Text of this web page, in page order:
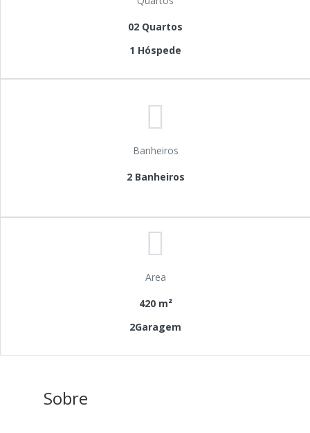
02 Quartos
1 Hóspede
Banheiros
2 Banheiros
Area
420 m²
2Garagem
Sobre